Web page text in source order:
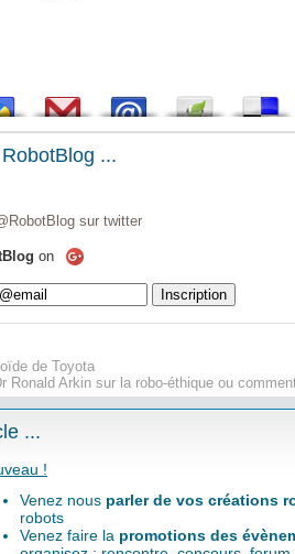
...
sur twitter
on
de Toyota
Ronald Arkin sur la robo-éthique ou
...
!
Venez nous parler de vos créations
robots
Venez faire la promotions des